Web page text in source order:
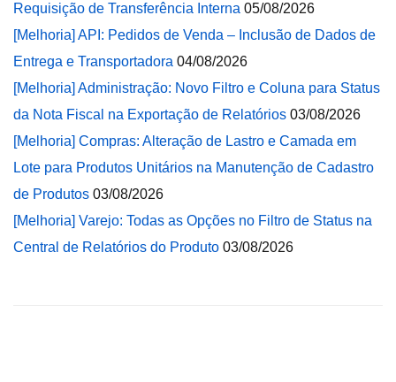
Requisição de Transferência Interna 05/08/2026
[Melhoria] API: Pedidos de Venda – Inclusão de Dados de
Entrega e Transportadora 04/08/2026
[Melhoria] Administração: Novo Filtro e Coluna para Status
da Nota Fiscal na Exportação de Relatórios 03/08/2026
[Melhoria] Compras: Alteração de Lastro e Camada em
Lote para Produtos Unitários na Manutenção de Cadastro
de Produtos 03/08/2026
[Melhoria] Varejo: Todas as Opções no Filtro de Status na
Central de Relatórios do Produto 03/08/2026